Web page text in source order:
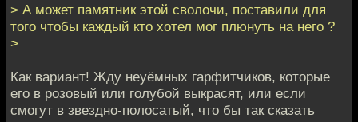
> А может памятник этой сволочи, поставили для
того чтобы каждый кто хотел мог плюнуть на него ?
>
Как вариант! Жду неуёмных гарфитчиков, которые
его в розовый или голубой выкрасят, или если
смогут в звездно-полосатый, что бы так сказать